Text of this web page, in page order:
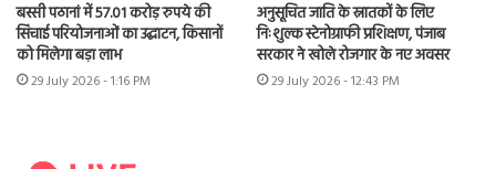
बस्सी पठानां में 57.01 करोड़ रुपये की
सिंचाई परियोजनाओं का उद्घाटन, किसानों
को मिलेगा बड़ा लाभ
29 July 2026 - 1:16 PM
अनुसूचित जाति के स्नातकों के लिए
निःशुल्क स्टेनोग्राफी प्रशिक्षण, पंजाब
सरकार ने खोले रोजगार के नए अवसर
29 July 2026 - 12:43 PM